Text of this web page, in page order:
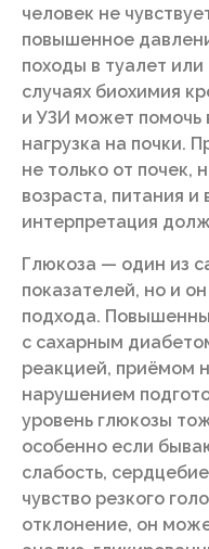
человек не
повышенное
походы в туалет
случаях биохимия
и УЗИ может помочь
нагрузка на почки.
не только от почек,
возраста, питания
интерпретация
Глюкоза — один из
показателей, но и
подхода.
с сахарным
реакцией, приёмом
нарушением
уровень глюкозы
особенно если
слабость,
чувство резкого
отклонение, он